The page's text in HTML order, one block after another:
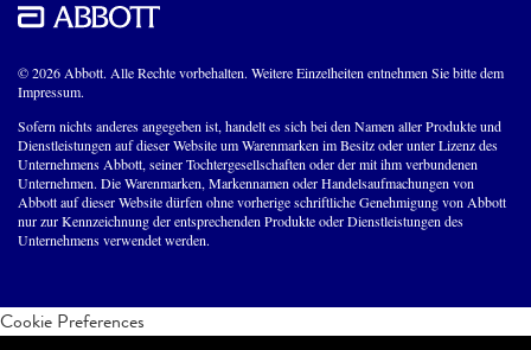
© 2026 Abbott. Alle Rechte vorbehalten. Weitere Einzelheiten entnehmen Sie bitte dem
Impressum.
Sofern nichts anderes angegeben ist, handelt es sich bei den Namen aller Produkte und
Dienstleistungen auf dieser Website um Warenmarken im Besitz oder unter Lizenz des
Unternehmens Abbott, seiner Tochtergesellschaften oder der mit ihm verbundenen
Unternehmen. Die Warenmarken, Markennamen oder Handelsaufmachungen von
Abbott auf dieser Website dürfen ohne vorherige schriftliche Genehmigung von Abbott
nur zur Kennzeichnung der entsprechenden Produkte oder Dienstleistungen des
Unternehmens verwendet werden.
Cookie Preferences